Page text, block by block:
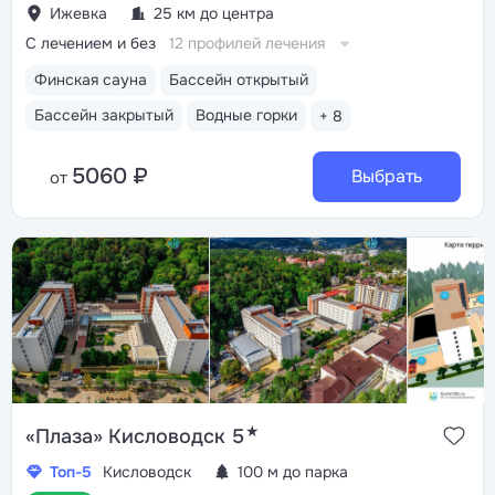
Ижевка 25 км до центра
Финская сауна
Бассейн открытый
Бассейн закрытый
Водные горки + 8
С лечением и без 12 профилей лечения
от 5060 ₽ Выбрать
«Плаза» Кисловодск 5★
Топ-5 Кисловодск
100 м до парка